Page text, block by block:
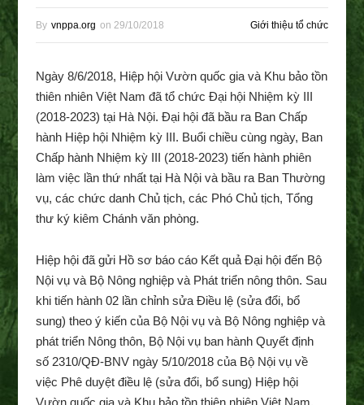
By vnppa.org on 29/10/2018 Giới thiệu tổ chức
Ngày 8/6/2018, Hiệp hội Vườn quốc gia và Khu bảo tồn
thiên nhiên Việt Nam đã tổ chức Đại hội Nhiệm kỳ III
(2018-2023) tại Hà Nội. Đại hội đã bầu ra Ban Chấp
hành Hiệp hội Nhiệm kỳ III. Buổi chiều cùng ngày, Ban
Chấp hành Nhiệm kỳ III (2018-2023) tiến hành phiên
làm việc lần thứ nhất tại Hà Nội và bầu ra Ban Thường
vụ, các chức danh Chủ tịch, các Phó Chủ tịch, Tổng
thư ký kiêm Chánh văn phòng.
Hiệp hội đã gửi Hồ sơ báo cáo Kết quả Đại hội đến Bộ
Nội vụ và Bộ Nông nghiệp và Phát triển nông thôn. Sau
khi tiến hành 02 lần chỉnh sửa Điều lệ (sửa đổi, bổ
sung) theo ý kiến của Bộ Nội vụ và Bộ Nông nghiệp và
phát triển Nông thôn, Bộ Nội vụ ban hành Quyết định
số 2310/QĐ-BNV ngày 5/10/2018 của Bộ Nội vụ về
việc Phê duyệt điều lệ (sửa đổi, bổ sung) Hiệp hội
Vườn quốc gia và Khu bảo tồn thiên nhiên Việt Nam.